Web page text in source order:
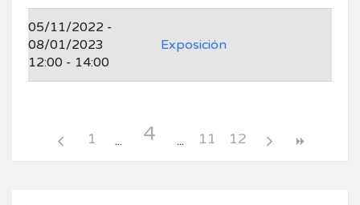
05/11/2022 -
08/01/2023
12:00 - 14:00
Exposición
1 4 11 12